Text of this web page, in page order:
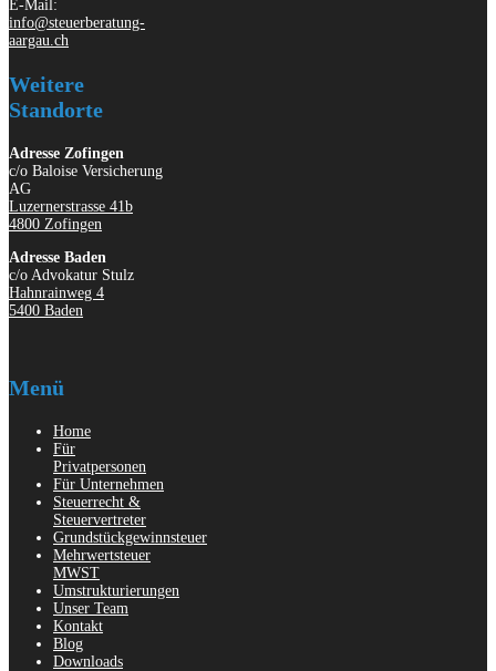
E-Mail:
info@steuerberatung-
aargau.ch
Weitere
Standorte
Adresse Zofingen
c/o Baloise Versicherung
AG
Luzernerstrasse 41b
4800 Zofingen
Adresse Baden
c/o Advokatur Stulz
Hahnrainweg 4
5400 Baden
Menü
Home
Für
Privatpersonen
Für Unternehmen
Steuerrecht &
Steuervertreter
Grundstückgewinnsteuer
Mehrwertsteuer
MWST
Umstrukturierungen
Unser Team
Kontakt
Blog
Downloads